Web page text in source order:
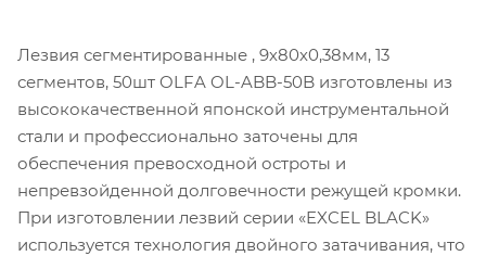
Лезвия сегментированные , 9х80х0,38мм, 13
сегментов, 50шт OLFA OL-ABB-50B изготовлены из
высококачественной японской инструментальной
стали и профессионально заточены для
обеспечения превосходной остроты и
непревзойденной долговечности режущей кромки.
При изготовлении лезвий серии «EXCEL BLACK»
используется технология двойного затачивания, что